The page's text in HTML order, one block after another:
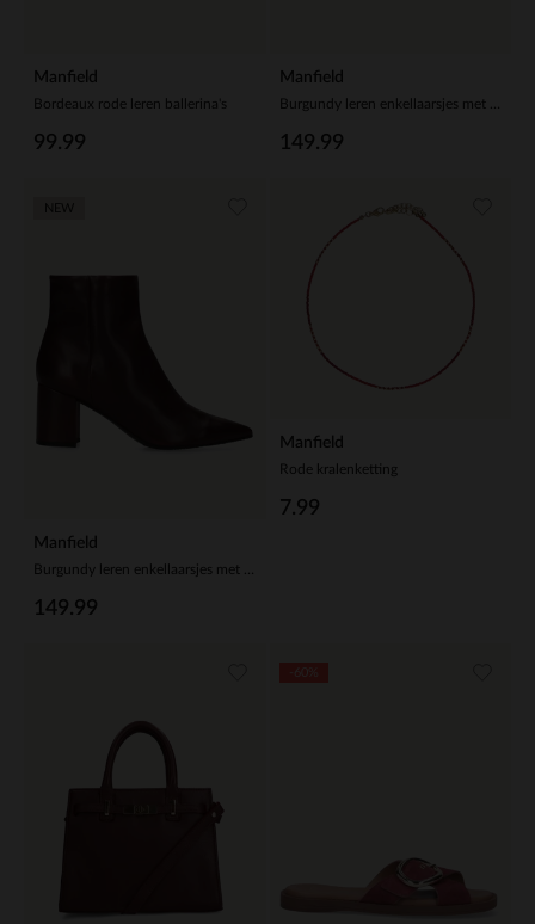
Manfield
Bordeaux rode leren ballerina's
99.99
Manfield
149.99
Manfield
149.99
Manfield
Rode kralenketting
7.99